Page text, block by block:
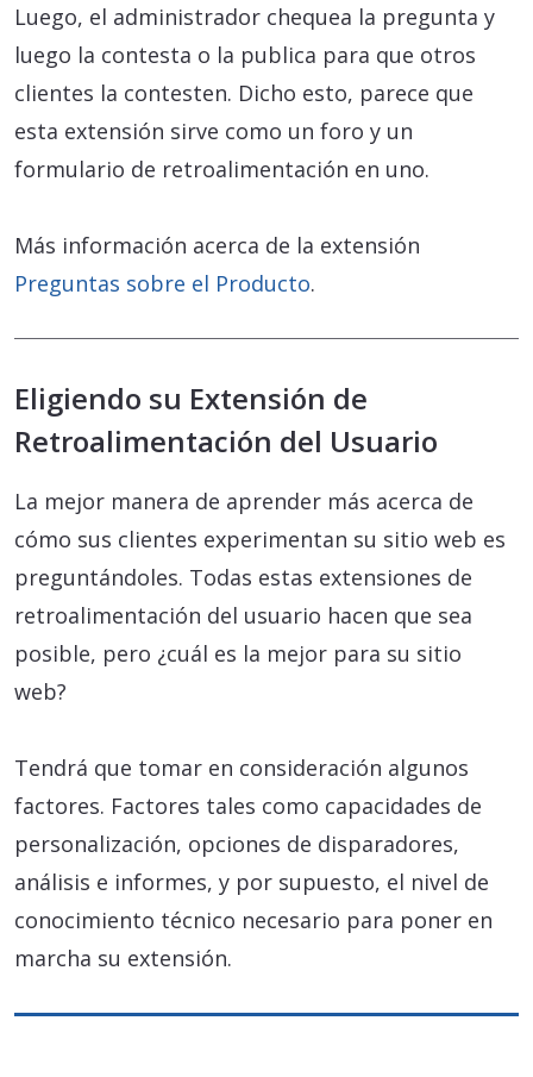
Luego, el administrador chequea la pregunta y
luego la contesta o la publica para que otros
clientes la contesten. Dicho esto, parece que
esta extensión sirve como un foro y un
formulario de retroalimentación en uno.
Más información acerca de la extensión
Preguntas sobre el Producto.
Eligiendo su Extensión de
Retroalimentación del Usuario
La mejor manera de aprender más acerca de
cómo sus clientes experimentan su sitio web es
preguntándoles. Todas estas extensiones de
retroalimentación del usuario hacen que sea
posible, pero ¿cuál es la mejor para su sitio
web?
Tendrá que tomar en consideración algunos
factores. Factores tales como capacidades de
personalización, opciones de disparadores,
análisis e informes, y por supuesto, el nivel de
conocimiento técnico necesario para poner en
marcha su extensión.